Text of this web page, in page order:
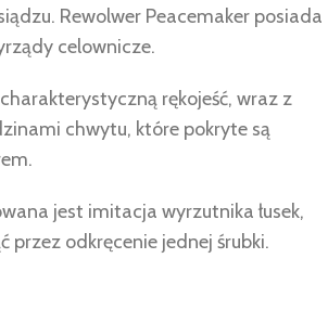
Rewolwer Peacemaker posiada
celownicze.
rękojeść, wraz z
chwytu, które pokryte są
jest imitacja wyrzutnika łusek,
przez odkręcenie jednej śrubki.